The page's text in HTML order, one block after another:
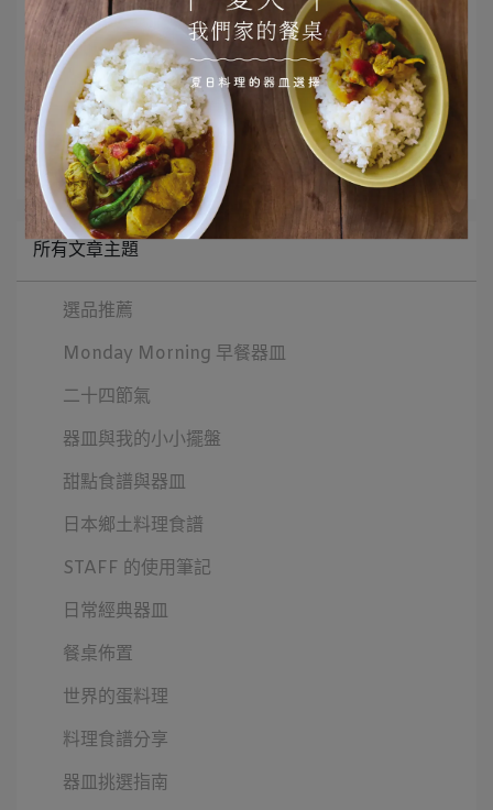
文章分類 Monday morning
所有文章主題
選品推薦
Monday Morning 早餐器皿
二十四節氣
器皿與我的小小擺盤
甜點食譜與器皿
日本鄉土料理食譜
STAFF 的使用筆記
日常經典器皿
餐桌佈置
世界的蛋料理
料理食譜分享
器皿挑選指南